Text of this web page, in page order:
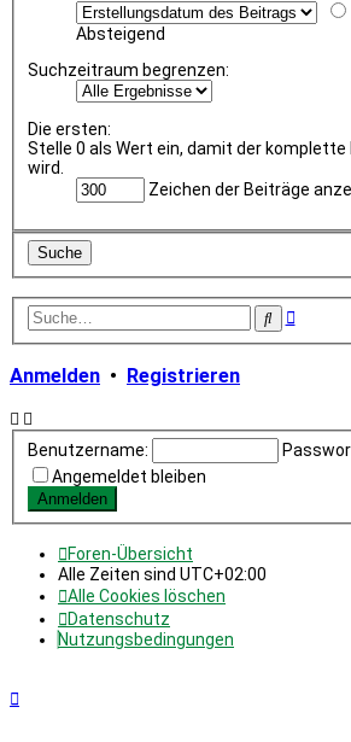
Absteigend
Suchzeitraum begrenzen:
Die ersten:
Stelle 0 als Wert ein, damit der
wird.
Zeichen der Beiträge
Suche
Anmelden • Registrieren
Benutzername:
Angemeldet bleiben
Foren-Übersicht
Alle Zeiten sind UTC+02:00
Alle Cookies löschen
Datenschutz
Nutzungsbedingungen